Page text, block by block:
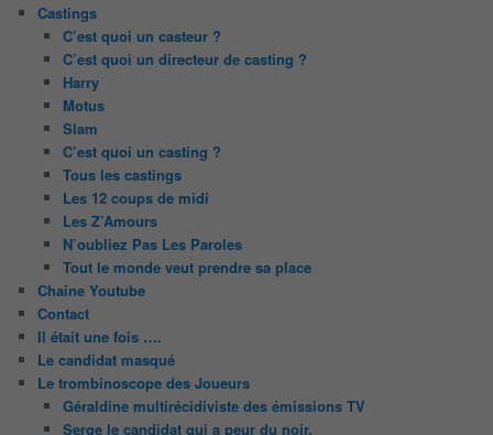
Castings
C’est quoi un casteur ?
C’est quoi un directeur de casting ?
Harry
Motus
Slam
C’est quoi un casting ?
Tous les castings
Les 12 coups de midi
Les Z’Amours
N’oubliez Pas Les Paroles
Tout le monde veut prendre sa place
Chaine Youtube
Contact
Il était une fois ….
Le candidat masqué
Le trombinoscope des Joueurs
Géraldine multirécidiviste des émissions TV
Serge le candidat qui a peur du noir.